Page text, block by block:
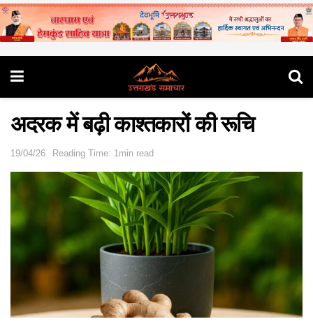
अदरक में बढ़ी काश्तकारों की रूचि
19/04/26 Reading Time: 1min read